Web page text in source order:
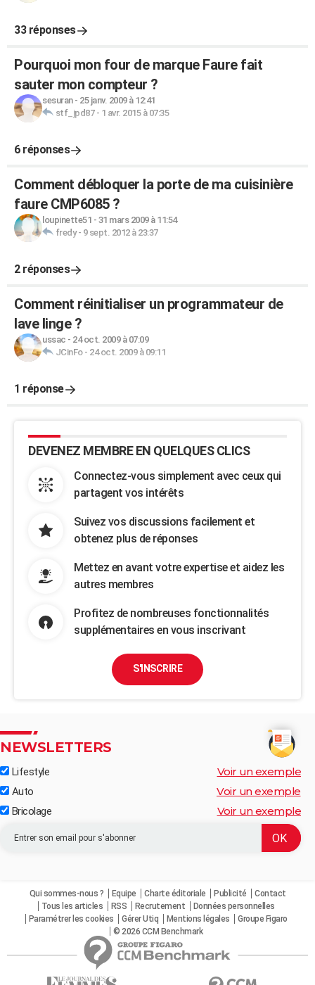
33 réponses
Pourquoi mon four de marque Faure fait
sauter mon compteur ?
sesuran- 25 janv. 2009 à 12:41
stf_jpd87- 1 avr. 2015 à 07:35
6 réponses
Comment débloquer la porte de ma cuisinière
faure CMP6085 ?
loupinette51 - 31 mars 2009 à 11:54
fredy- 9 sept. 2012 à 23:37
2 réponses
Comment réinitialiser un programmateur de
lave linge ?
ussac - 24 oct. 2009 à 07:09
JCinFo- 24 oct. 2009 à 09:11
1 réponse
DEVENEZ MEMBRE EN QUELQUES CLICS
Connectez-vous simplement avec ceux qui
partagent vos intérêts
Suivez vos discussions facilement et
obtenez plus de réponses
Mettez en avant votre expertise et aidez les
autres membres
Profitez de nombreuses fonctionnalités
supplémentaires en vous inscrivant
S'INSCRIRE
NEWSLETTERS
Lifestyle Voir un exemple
Auto Voir un exemple
Bricolage Voir un exemple
Qui sommes-nous ? Equipe Charte éditoriale Publicité
Contact
Tous les articles
RSS Recrutement
Données personnelles
Paramétrer les cookies
Gérer Utiq Mentions légales
Groupe Figaro
© 2026 CCM Benchmark